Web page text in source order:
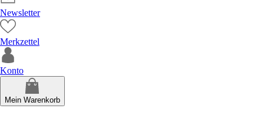
Newsletter
Merkzettel
Konto
Mein Warenkorb